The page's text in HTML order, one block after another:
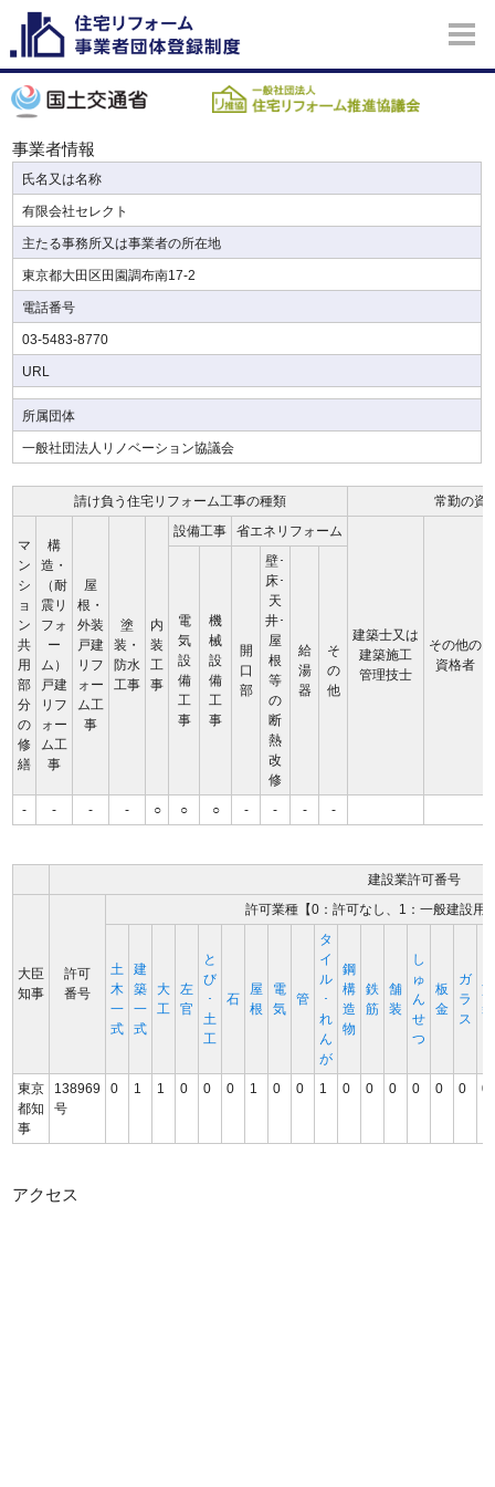
事業者情報
氏名又は名称
有限会社セレクト
主たる事務所又は事業者の所在地
東京都大田区田園調布南17-2
電話番号
03-5483-8770
URL
所属団体
一般社団法人リノベーション協議会
請け負う住宅リフォーム工事の種類 常勤の資
マ
ン
シ
ョ
ン
共
用
部
分
の
修
繕
構
造・
（耐
震リ
フォ
ー
ム）
戸建
リフ
ォー
ム工
事
屋
根・
外装
戸建
リフ
ォー
ム工
事
塗
装・
防水
工事
内
装
工
事
設備工事 省エネリフォーム
建築士又は
建築施工
管理技士
その他の
資格者
電
気
設
備
工
事
機
械
設
備
工
事
開
口
部
壁･
床･
天
井･
屋
根
等
の
断
熱
改
修
給
湯
器
そ
の
他
- - - - ○ ○ ○ - - - -
建設業許可番号
大臣
知事
許可
番号
許可業種【0：許可なし、1：一般建設用
土
木
一
式
建
築
一
式
大
工
左
官
と
び
･
土
工
石
屋
根
電
気
管
タ
イ
ル
･
れ
ん
が
鋼
構
造
物
鉄
筋
舗
装
し
ゅ
ん
せ
つ
板
金
ガ
ラ
ス
塗
装
東京
都知
事
138969
号
0 1 1 0 0 0 1 0 0 1 0 0 0 0 0 0 0
アクセス